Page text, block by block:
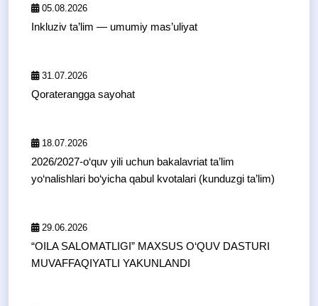
05.08.2026
Inkluziv ta’lim — umumiy mas’uliyat
31.07.2026
Qoraterangga sayohat
18.07.2026
2026/2027-o‘quv yili uchun bakalavriat ta’lim
yo‘nalishlari bo‘yicha qabul kvotalari (kunduzgi ta’lim)
29.06.2026
“OILA SALOMATLIGI” MAXSUS O‘QUV DASTURI
MUVAFFAQIYATLI YAKUNLANDI